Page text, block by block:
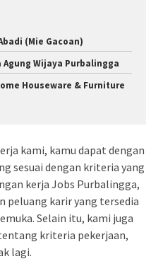
(Mie Gacoan)
Wijaya Purbalingga
Houseware & Furniture
kami, kamu dapat dengan
sesuai dengan kriteria yang
kerja Jobs Purbalingga,
peluang karir yang tersedia
Selain itu, kami juga
kriteria pekerjaan,
lagi.